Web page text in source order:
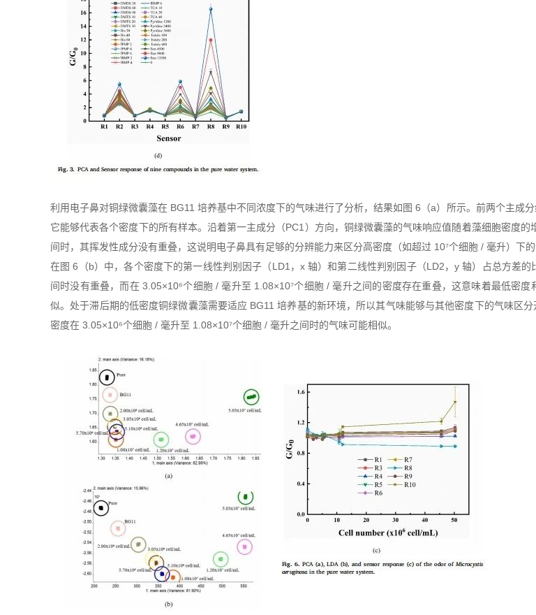
利用电子鼻对铜绿微囊藻在 BG11 培养基中不同浓度下的气味进行了分析，结果如图 6（a）所示。前两个主成
它能够代表各个密度下的所有样本。沿着第一主成分（PC1）方向，铜绿微囊藻的气味响应值随着藻细胞密度
间时，其挥发性成分没有重叠，这说明电子鼻具有足够的分辨能力来区分高密度（如超过 10⁷个细胞 / 毫升）下的
在图 6（b）中，各个密度下的第一线性判别因子（LD1，x 轴）和第二线性判别因子（LD2，y 轴）占总方差
间时没有重叠，而在 3.05×10⁶个细胞 / 毫升至 1.08×10⁷个细胞 / 毫升之间的密度存在重叠，这意味着最低密
似。处于滞后期的低密度铜绿微囊藻需要适应 BG11 培养基的新环境，所以其气味能够与其他密度下的气味区
密度在 3.05×10⁶个细胞 / 毫升至 1.08×10⁷个细胞 / 毫升之间时的气味可能相似。